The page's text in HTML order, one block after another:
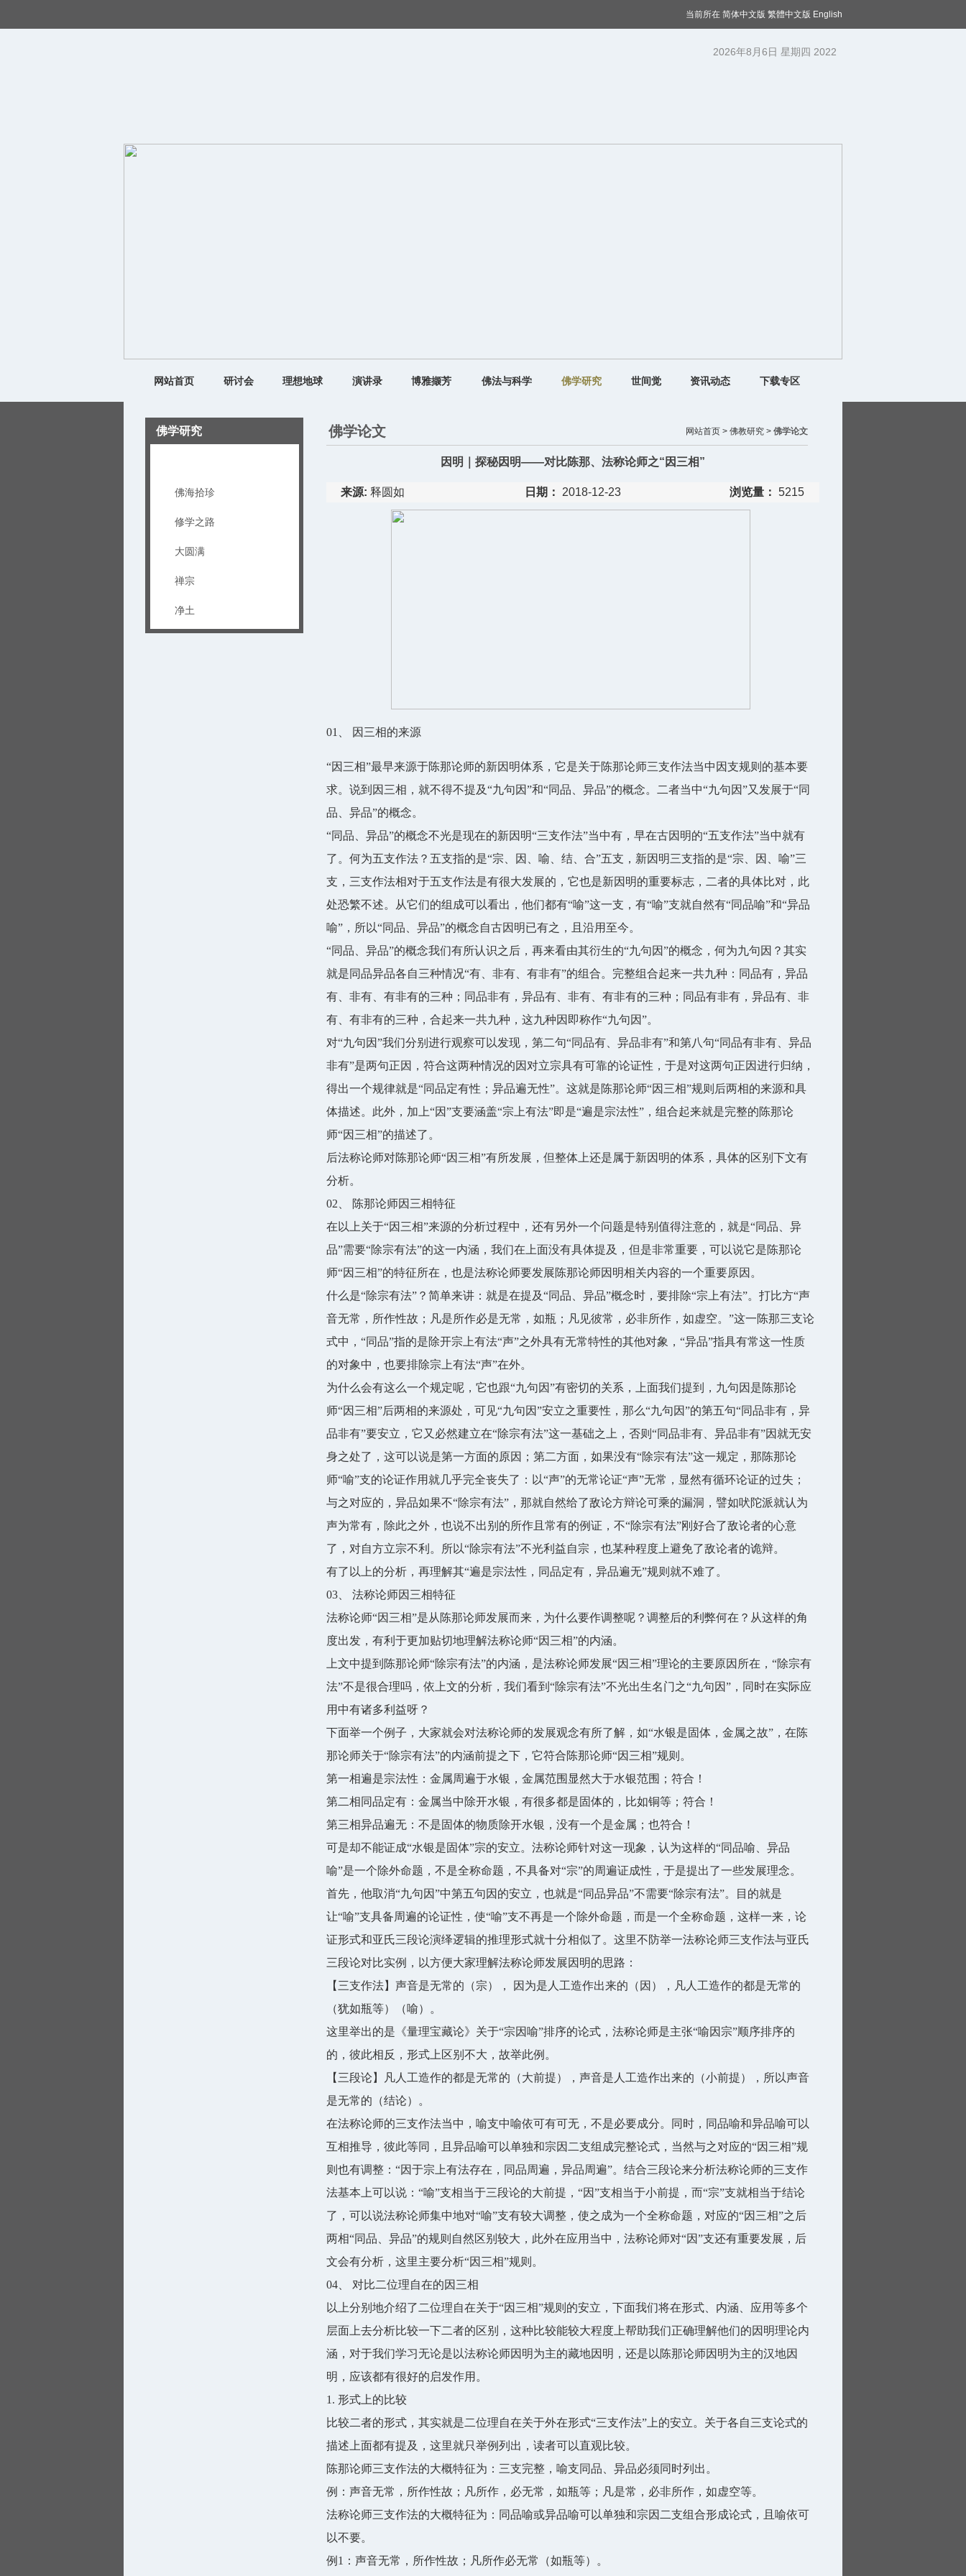
当前所在 简体中文版 繁體中文版 English
2026年8月6日 星期四 2022
网站首页 研讨会 理想地球 演讲录 博雅撷芳 佛法与科学 佛学研究 世间觉 资讯动态 下载专区
佛学研究
佛海拾珍
修学之路
大圆满
禅宗
净土
佛学论文 网站首页 > 佛教研究 > 佛学论文
因明｜探秘因明——对比陈那、法称论师之“因三相”
来源: 释圆如 日期： 2018-12-23 浏览量： 5215
01、 因三相的来源
“因三相”最早来源于陈那论师的新因明体系，它是关于陈那论师三支作法当中因支规则的基本要
求。说到因三相，就不得不提及“九句因”和“同品、异品”的概念。二者当中“九句因”又发展于“同
品、异品”的概念。
“同品、异品”的概念不光是现在的新因明“三支作法”当中有，早在古因明的“五支作法”当中就有
了。何为五支作法？五支指的是“宗、因、喻、结、合”五支，新因明三支指的是“宗、因、喻”三
支，三支作法相对于五支作法是有很大发展的，它也是新因明的重要标志，二者的具体比对，此
处恐繁不述。从它们的组成可以看出，他们都有“喻”这一支，有“喻”支就自然有“同品喻”和“异品
喻”，所以“同品、异品”的概念自古因明已有之，且沿用至今。
“同品、异品”的概念我们有所认识之后，再来看由其衍生的“九句因”的概念，何为九句因？其实
就是同品异品各自三种情况“有、非有、有非有”的组合。完整组合起来一共九种：同品有，异品
有、非有、有非有的三种；同品非有，异品有、非有、有非有的三种；同品有非有，异品有、非
有、有非有的三种，合起来一共九种，这九种因即称作“九句因”。
对“九句因”我们分别进行观察可以发现，第二句“同品有、异品非有”和第八句“同品有非有、异品
非有”是两句正因，符合这两种情况的因对立宗具有可靠的论证性，于是对这两句正因进行归纳，
得出一个规律就是“同品定有性；异品遍无性”。这就是陈那论师“因三相”规则后两相的来源和具
体描述。此外，加上“因”支要涵盖“宗上有法”即是“遍是宗法性”，组合起来就是完整的陈那论
师“因三相”的描述了。
后法称论师对陈那论师“因三相”有所发展，但整体上还是属于新因明的体系，具体的区别下文有
分析。
02、
陈那论师因三相特征
在以上关于“因三相”来源的分析过程中，还有另外一个问题是特别值得注意的，就是“同品、异
品”需要“除宗有法”的这一内涵，我们在上面没有具体提及，但是非常重要，可以说它是陈那论
师“因三相”的特征所在，也是法称论师要发展陈那论师因明相关内容的一个重要原因。
什么是“除宗有法”？简单来讲：就是在提及“同品、异品”概念时，要排除“宗上有法”。打比方“声
音无常，所作性故；凡是所作必是无常，如瓶；凡见彼常，必非所作，如虚空。”这一陈那三支论
式中，“同品”指的是除开宗上有法“声”之外具有无常特性的其他对象，“异品”指具有常这一性质
的对象中，也要排除宗上有法“声”在外。
为什么会有这么一个规定呢，它也跟“九句因”有密切的关系，上面我们提到，九句因是陈那论
师“因三相”后两相的来源处，可见“九句因”安立之重要性，那么“九句因”的第五句“同品非有，异
品非有”要安立，它又必然建立在“除宗有法”这一基础之上，否则“同品非有、异品非有”因就无安
身之处了，这可以说是第一方面的原因；第二方面，如果没有“除宗有法”这一规定，那陈那论
师“喻”支的论证作用就几乎完全丧失了：以“声”的无常论证“声”无常，显然有循环论证的过失；
与之对应的，异品如果不“除宗有法”，那就自然给了敌论方辩论可乘的漏洞，譬如吠陀派就认为
声为常有，除此之外，也说不出别的所作且常有的例证，不“除宗有法”刚好合了敌论者的心意
了，对自方立宗不利。所以“除宗有法”不光利益自宗，也某种程度上避免了敌论者的诡辩。
有了以上的分析，再理解其“遍是宗法性，同品定有，异品遍无”规则就不难了。
03、 法称论师因三相特征
法称论师“因三相”是从陈那论师发展而来，为什么要作调整呢？调整后的利弊何在？从这样的角
度出发，有利于更加贴切地理解法称论师“因三相”的内涵。
上文中提到陈那论师“除宗有法”的内涵，是法称论师发展“因三相”理论的主要原因所在，“除宗有
法”不是很合理吗，依上文的分析，我们看到“除宗有法”不光出生名门之“九句因”，同时在实际应
用中有诸多利益呀？
下面举一个例子，大家就会对法称论师的发展观念有所了解，如“水银是固体，金属之故”，在陈
那论师关于“除宗有法”的内涵前提之下，它符合陈那论师“因三相”规则。
第一相遍是宗法性：金属周遍于水银，金属范围显然大于水银范围；符合！
第二相同品定有：金属当中除开水银，有很多都是固体的，比如铜等；符合！
第三相异品遍无：不是固体的物质除开水银，没有一个是金属；也符合！
可是却不能证成“水银是固体”宗的安立。法称论师针对这一现象，认为这样的“同品喻、异品
喻”是一个除外命题，不是全称命题，不具备对“宗”的周遍证成性，于是提出了一些发展理念。
首先，他取消“九句因”中第五句因的安立，也就是“同品异品”不需要“除宗有法”。目的就是
让“喻”支具备周遍的论证性，使“喻”支不再是一个除外命题，而是一个全称命题，这样一来，论
证形式和亚氏三段论演绎逻辑的推理形式就十分相似了。这里不防举一法称论师三支作法与亚氏
三段论对比实例，以方便大家理解法称论师发展因明的思路：
【三支作法】声音是无常的（宗）， 因为是人工造作出来的（因），凡人工造作的都是无常的
（犹如瓶等）（喻）。
这里举出的是《量理宝藏论》关于“宗因喻”排序的论式，法称论师是主张“喻因宗”顺序排序的
的，彼此相反，形式上区别不大，故举此例。
【三段论】凡人工造作的都是无常的（大前提），声音是人工造作出来的（小前提），所以声音
是无常的（结论）。
在法称论师的三支作法当中，喻支中喻依可有可无，不是必要成分。同时，同品喻和异品喻可以
互相推导，彼此等同，且异品喻可以单独和宗因二支组成完整论式，当然与之对应的“因三相”规
则也有调整：“因于宗上有法存在，同品周遍，异品周遍”。结合三段论来分析法称论师的三支作
法基本上可以说：“喻”支相当于三段论的大前提，“因”支相当于小前提，而“宗”支就相当于结论
了，可以说法称论师集中地对“喻”支有较大调整，使之成为一个全称命题，对应的“因三相”之后
两相“同品、异品”的规则自然区别较大，此外在应用当中，法称论师对“因”支还有重要发展，后
文会有分析，这里主要分析“因三相”规则。
04、 对比二位理自在的因三相
以上分别地介绍了二位理自在关于“因三相”规则的安立，下面我们将在形式、内涵、应用等多个
层面上去分析比较一下二者的区别，这种比较能较大程度上帮助我们正确理解他们的因明理论内
涵，对于我们学习无论是以法称论师因明为主的藏地因明，还是以陈那论师因明为主的汉地因
明，应该都有很好的启发作用。
1. 形式上的比较
比较二者的形式，其实就是二位理自在关于外在形式“三支作法”上的安立。关于各自三支论式的
描述上面都有提及，这里就只举例列出，读者可以直观比较。
陈那论师三支作法的大概特征为：三支完整，喻支同品、异品必须同时列出。
例：声音无常，所作性故；凡所作，必无常，如瓶等；凡是常，必非所作，如虚空等。
法称论师三支作法的大概特征为：同品喻或异品喻可以单独和宗因二支组合形成论式，且喻依可
以不要。
例1：声音无常，所作性故；凡所作必无常（如瓶等）。